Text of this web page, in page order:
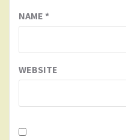
NAME *
WEBSITE